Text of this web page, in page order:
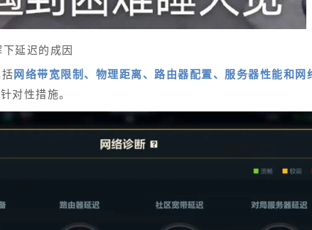
延迟的成因
网络带宽限制、物理距离、路由器配置、服务器性能和网
对性措施。